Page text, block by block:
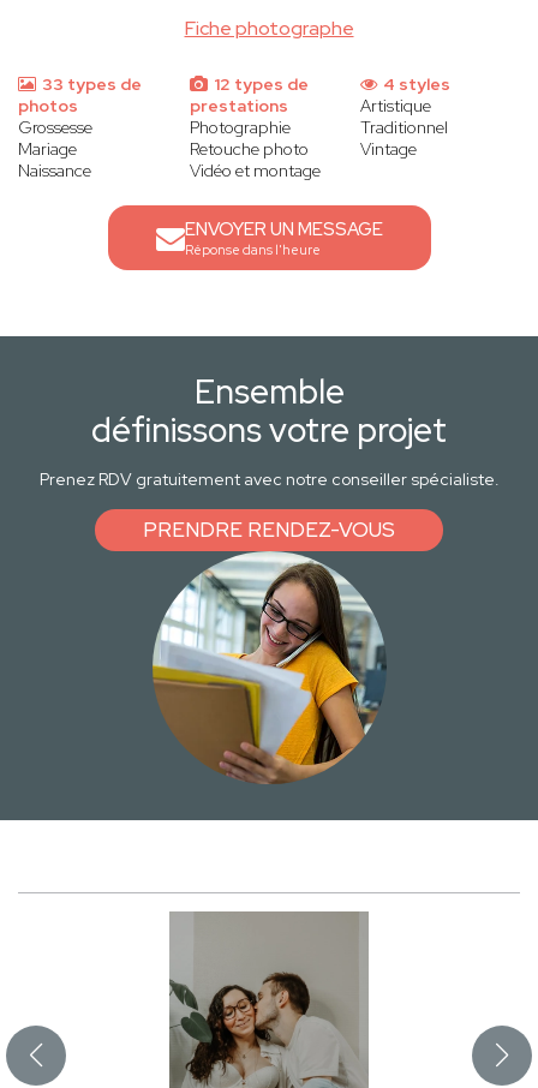
Fiche photographe
33 types de
photos
Grossesse
Mariage
Naissance
12 types de
prestations
Photographie
Retouche photo
Vidéo et montage
4 styles
Artistique
Traditionnel
Vintage
ENVOYER UN MESSAGE
Réponse dans l'heure
Ensemble
définissons votre projet
Prenez RDV gratuitement avec notre conseiller spécialiste.
PRENDRE RENDEZ-VOUS